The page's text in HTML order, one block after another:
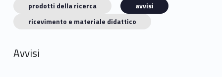
prodotti della ricerca
avvisi
ricevimento e materiale didattico
Avvisi